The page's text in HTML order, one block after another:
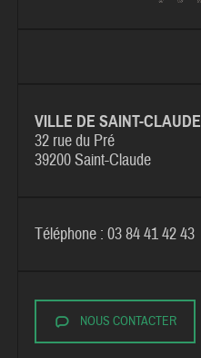
VILLE DE SAINT-CLAUDE
32 rue du Pré
39200 Saint-Claude
Téléphone : 03 84 41 42 43
NOUS CONTACTER